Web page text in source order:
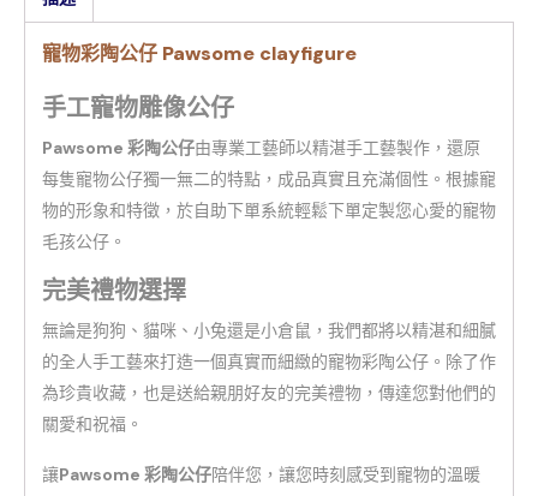
寵物彩陶公仔 Pawsome clayfigure
手工寵物雕像公仔
Pawsome 彩陶公仔由專業工藝師以精湛手工藝製作，還原
每隻寵物公仔獨一無二的特點，成品真實且充滿個性。根據寵
物的形象和特徵，於自助下單系統輕鬆下單定製您心愛的寵物
毛孩公仔。
完美禮物選擇
無論是狗狗、貓咪、小兔還是小倉鼠，我們都將以精湛和細膩
的全人手工藝來打造一個真實而細緻的寵物彩陶公仔。除了作
為珍貴收藏，也是送給親朋好友的完美禮物，傳達您對他們的
關愛和祝福。
讓Pawsome 彩陶公仔陪伴您，讓您時刻感受到寵物的溫暖